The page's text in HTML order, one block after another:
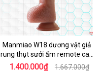
Manmiao W18 dương vật giả
rung thụt sưởi ấm remote cao
cấp
1.400.000₫ 1.667.000₫